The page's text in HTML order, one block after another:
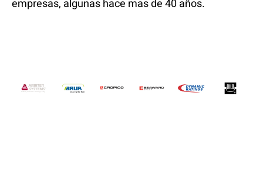
empresas, algunas hace mas de 40 años.